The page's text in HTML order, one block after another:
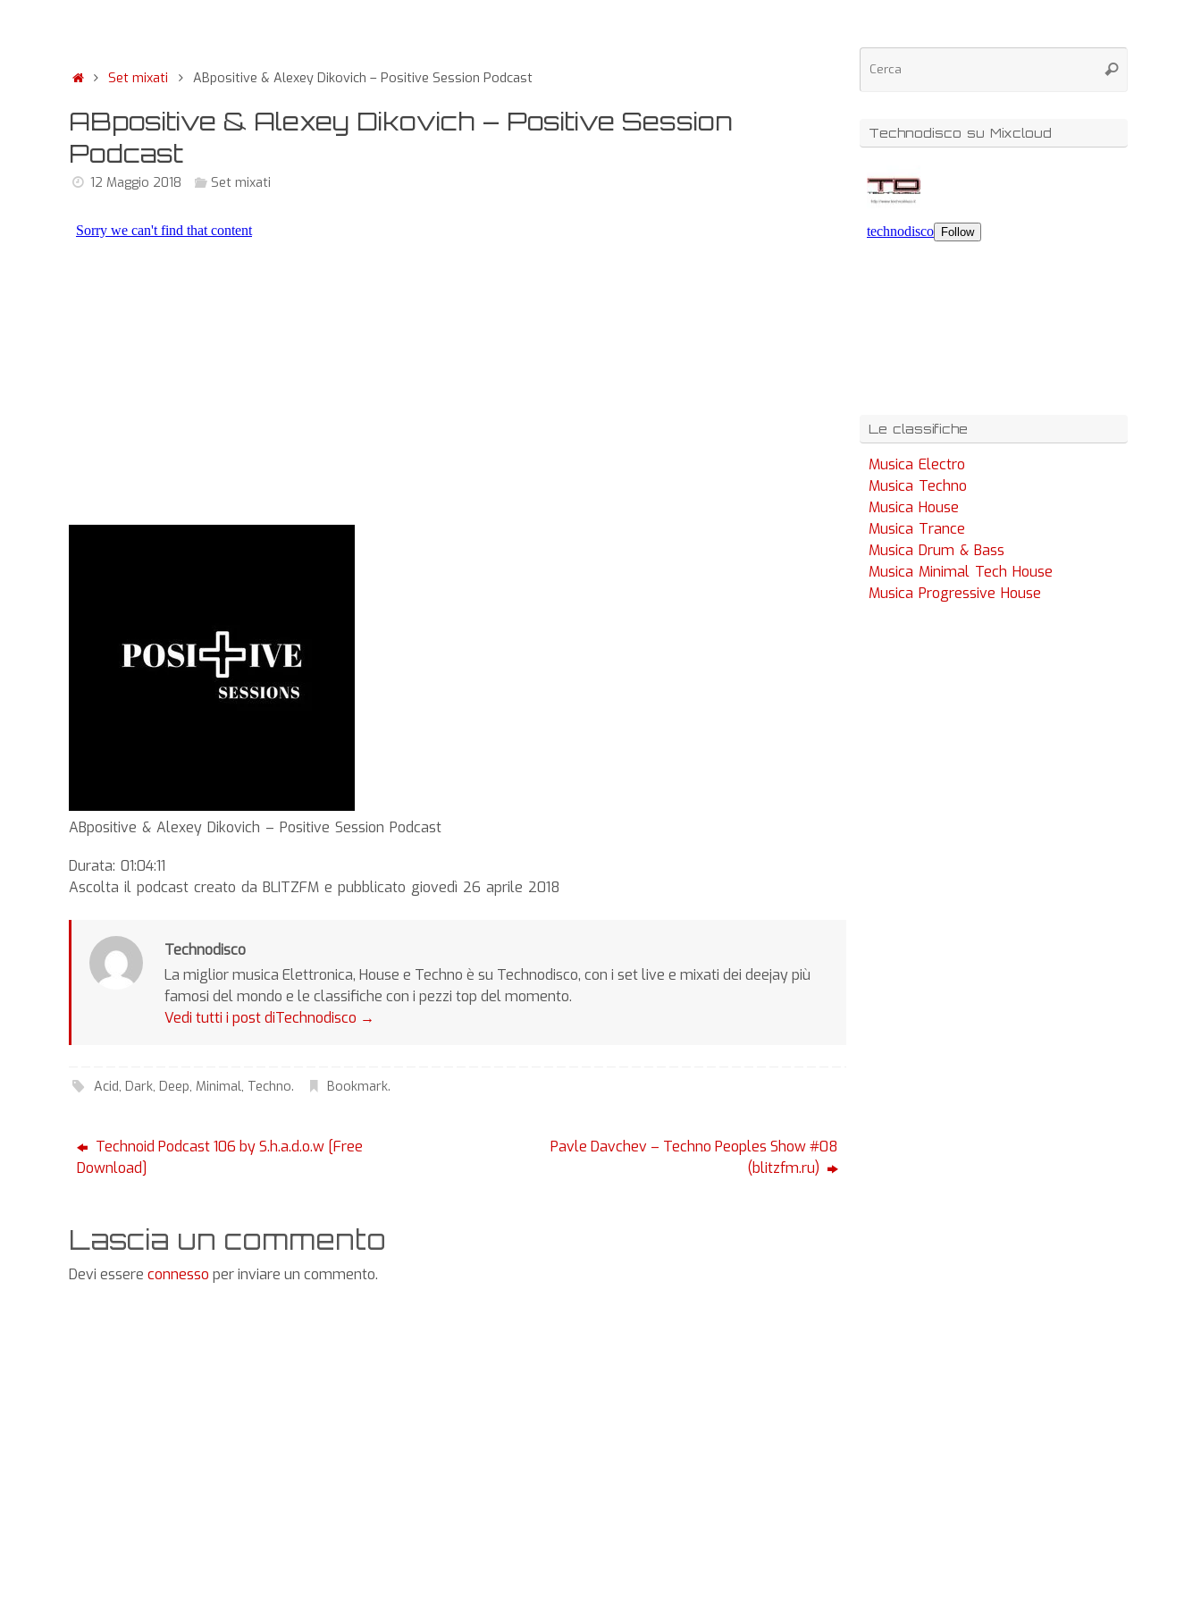
Set mixati ABpositive & Alexey Dikovich – Positive Session Podcast
ABpositive & Alexey Dikovich – Positive Session
Podcast
12 Maggio 2018 Set mixati
ABpositive & Alexey Dikovich – Positive Session Podcast
Durata: 01:04:11
Ascolta il podcast creato da BLITZFM e pubblicato giovedì 26 aprile 2018
Technodisco
La miglior musica Elettronica, House e Techno è su Technodisco, con i set live e mixati dei deejay più
famosi del mondo e le classifiche con i pezzi top del momento.
Vedi tutti i post diTechnodisco →
Acid,Dark,Deep, Minimal, Techno. Bookmark.
Technoid Podcast 106 by S.h.a.d.o.w [Free
Download]
Pavle Davchev – Techno Peoples Show #08
(blitzfm.ru)
Lascia un commento
Devi essere connesso per inviare un commento.
Technodisco su Mixcloud
Le classifiche
Musica Electro
Musica Techno
Musica House
Musica Trance
Musica Drum & Bass
Musica Minimal Tech House
Musica Progressive House